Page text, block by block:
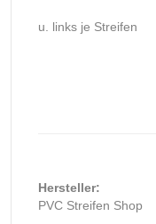
u. links je Streifen
Hersteller:
PVC Streifen Shop